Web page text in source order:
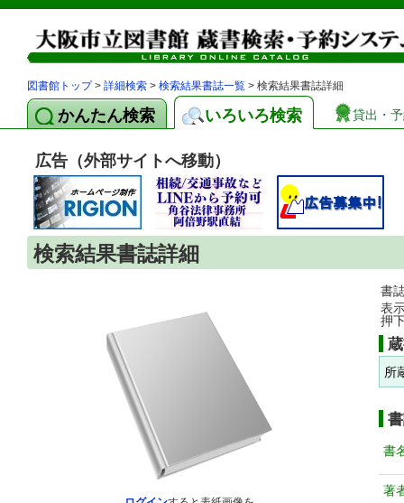
図書館トップ> 詳細検索 > 検索結果書誌一覧 > 検索結果書誌詳細
かんたん検索 いろいろ検索 貸出・
広告（外部サイトへ移動）
検索結果書誌詳細
書
表
押
所
書
著